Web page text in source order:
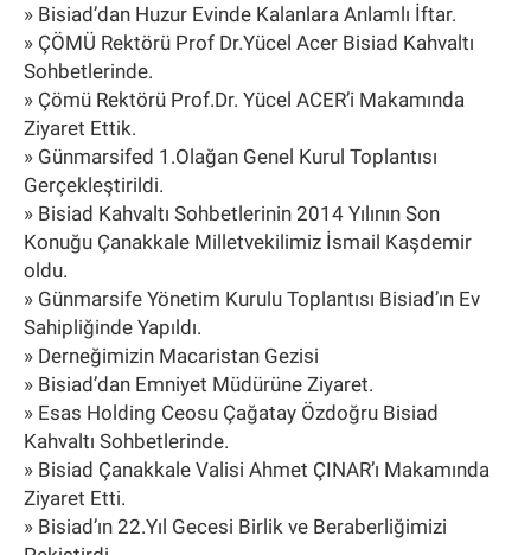
» Bisiad’dan Huzur Evinde Kalanlara Anlamlı İftar.
» ÇÖMÜ Rektörü Prof Dr.Yücel Acer Bisiad Kahvaltı
Sohbetlerinde.
» Çömü Rektörü Prof.Dr. Yücel ACER’i Makamında
Ziyaret Ettik.
» Günmarsifed 1.Olağan Genel Kurul Toplantısı
Gerçekleştirildi.
» Bisiad Kahvaltı Sohbetlerinin 2014 Yılının Son
Konuğu Çanakkale Milletvekilimiz İsmail Kaşdemir
oldu.
» Günmarsife Yönetim Kurulu Toplantısı Bisiad’ın Ev
Sahipliğinde Yapıldı.
» Derneğimizin Macaristan Gezisi
» Bisiad’dan Emniyet Müdürüne Ziyaret.
» Esas Holding Ceosu Çağatay Özdoğru Bisiad
Kahvaltı Sohbetlerinde.
» Bisiad Çanakkale Valisi Ahmet ÇINAR’ı Makamında
Ziyaret Etti.
» Bisiad’ın 22.Yıl Gecesi Birlik ve Beraberliğimizi